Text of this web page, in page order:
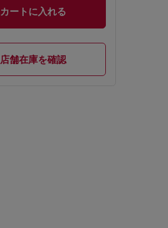
カートに入れる
店舗在庫を確認